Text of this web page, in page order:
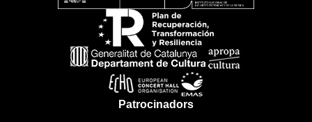
Patrocinadors